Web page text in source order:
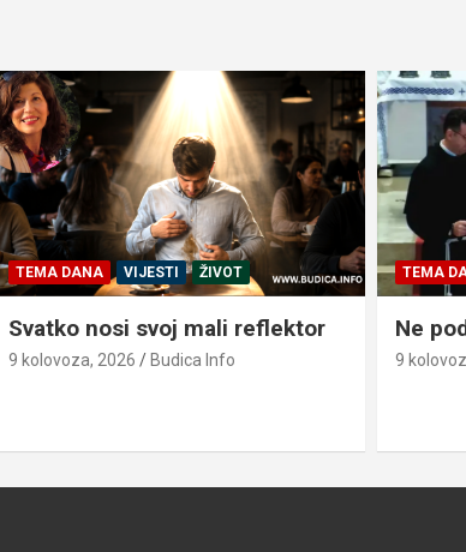
TEMA DANA VIJESTI ŽIVOT
Svatko nosi svoj mali reflektor
9 kolovoza, 2026 Budica Info
TEMA
Ne
9